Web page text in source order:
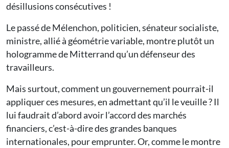
désillusions consécutives !
Le passé de Mélenchon, politicien, sénateur socialiste,
ministre, allié à géométrie variable, montre plutôt un
hologramme de Mitterrand qu’un défenseur des
travailleurs.
Mais surtout, comment un gouvernement pourrait-il
appliquer ces mesures, en admettant qu’il le veuille ? Il
lui faudrait d’abord avoir l’accord des marchés
financiers, c’est-à-dire des grandes banques
internationales, pour emprunter. Or, comme le montre